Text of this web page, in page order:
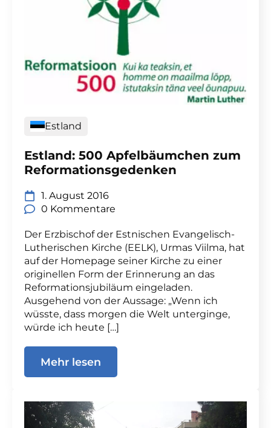
Estland
Estland: 500 Apfelbäumchen zum
Reformationsgedenken
1. August 2016
0 Kommentare
Der Erzbischof der Estnischen Evangelisch-
Lutherischen Kirche (EELK), Urmas Viilma, hat
auf der Homepage seiner Kirche zu einer
originellen Form der Erinnerung an das
Reformationsjubiläum eingeladen.
Ausgehend von der Aussage: „Wenn ich
wüsste, dass morgen die Welt unterginge,
würde ich heute […]
Mehr lesen